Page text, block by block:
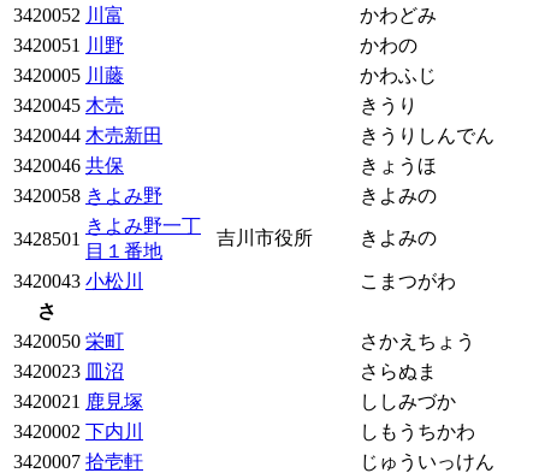
3420052 川富
かわどみ
3420051 川野
かわの
3420005 川藤
かわふじ
3420045 木売
きうり
3420044 木売新田
きうりしんでん
3420046 共保
きょうほ
3420058 きよみ野 きよみの
3428501
きよみ野一丁
目１番地
吉川市役所 きよみの
3420043 小松川
こまつがわ
さ
3420050 栄町
さかえちょう
3420023 皿沼
さらぬま
3420021 鹿見塚
ししみづか
3420002 下内川
しもうちかわ
3420007 拾壱軒
じゅういっけん